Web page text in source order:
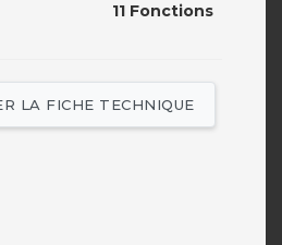
11 Fonctions
LA FICHE TECHNIQUE